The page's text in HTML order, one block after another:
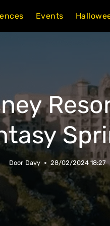
Events
Door Davy 28/02/2024 18:27